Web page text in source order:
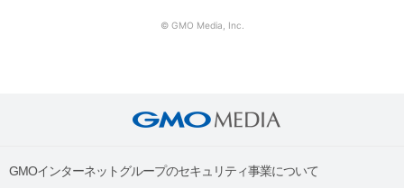
© GMO Media, Inc.
GMOインターネットグループのセキュリティ事業について